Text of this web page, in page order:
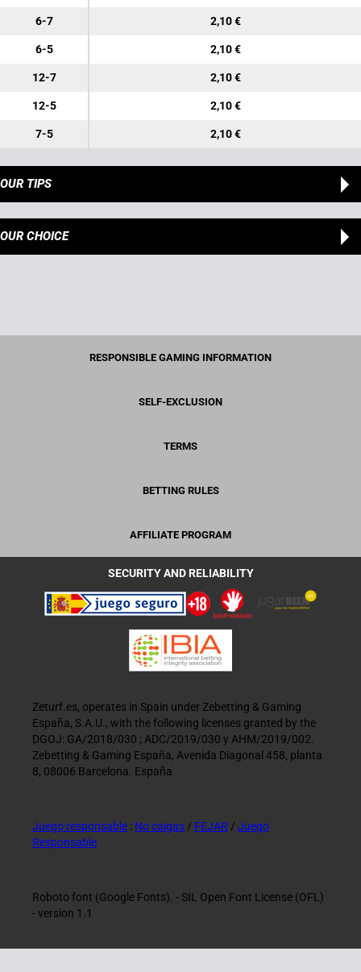
6-7 2,10 €
6-5 2,10 €
12-7 2,10 €
12-5 2,10 €
7-5 2,10 €
OUR TIPS
OUR CHOICE
RESPONSIBLE GAMING INFORMATION
SELF-EXCLUSION
TERMS
BETTING RULES
AFFILIATE PROGRAM
SECURITY AND RELIABILITY
Zeturf.es, operates in Spain under Zebetting & Gaming
España, S.A.U., with the following licenses granted by the
DGOJ: GA/2018/030 ; ADC/2019/030 y AHM/2019/002.
Zebetting & Gaming España, Avenida Diagonal 458, planta
8, 08006 Barcelona. España
Juego responsable : No caigas / FEJAR / Juego
Responsable
Roboto font (Google Fonts). - SIL Open Font License (OFL)
- version 1.1